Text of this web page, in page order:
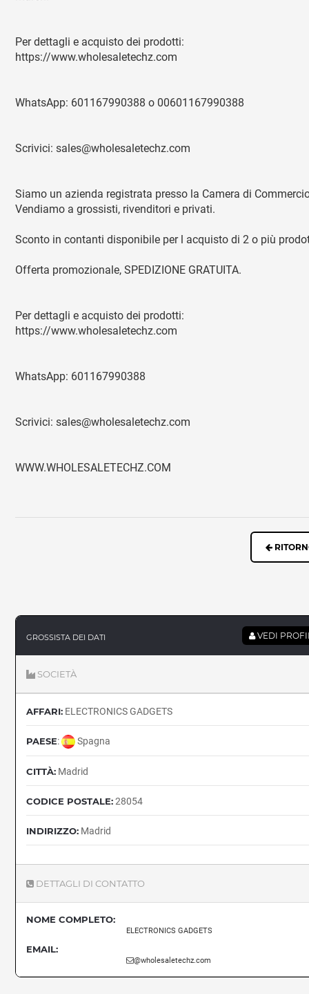
Per dettagli e acquisto dei prodotti:
https://www.wholesaletechz.com
WhatsApp: 601167990388 o 00601167990388
Scrivici: sales@wholesaletechz.com
Siamo un azienda registrata presso la Camera di
Vendiamo a grossisti, rivenditori e privati.
Sconto in contanti disponibile per l acquisto di 2 o più
Offerta promozionale, SPEDIZIONE GRATUITA.
Per dettagli e acquisto dei prodotti:
https://www.wholesaletechz.com
WhatsApp: 601167990388
Scrivici: sales@wholesaletechz.com
WWW.WHOLESALETECHZ.COM
GROSSISTA DEI DATI VEDI
SOCIETÀ
AFFARI: ELECTRONICS GADGETS
PAESE: Spagna
CITTÀ: Madrid
CODICE POSTALE:28054
INDIRIZZO: Madrid
DETTAGLI DI CONTATTO
NOME COMPLETO:
ELECTRONICS GADGETS
EMAIL:
@wholesaletechz.com